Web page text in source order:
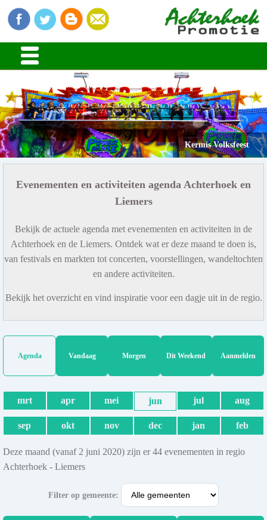
Kermis Volksfeest
Stads en Dorpsfeesten
Evenementen en activiteiten agenda Achterhoek en
Liemers
Bekijk de actuele agenda met evenementen en activiteiten in de
Achterhoek en de Liemers. Ontdek wat er deze maand te doen is,
van festivals en markten tot concerten, voorstellingen, wandeltochten
en andere activiteiten.
Bekijk het overzicht en vind inspiratie voor een dagje uit in de regio.
Agenda Vandaag Morgen Dit Weekend Aanmelden
mrt apr mei jun jul aug
sep okt nov dec jan feb
Deze maand (vanaf 2 juni 2020) zijn er 44 evenementen in regio
Achterhoek - Liemers
Filter op gemeente: